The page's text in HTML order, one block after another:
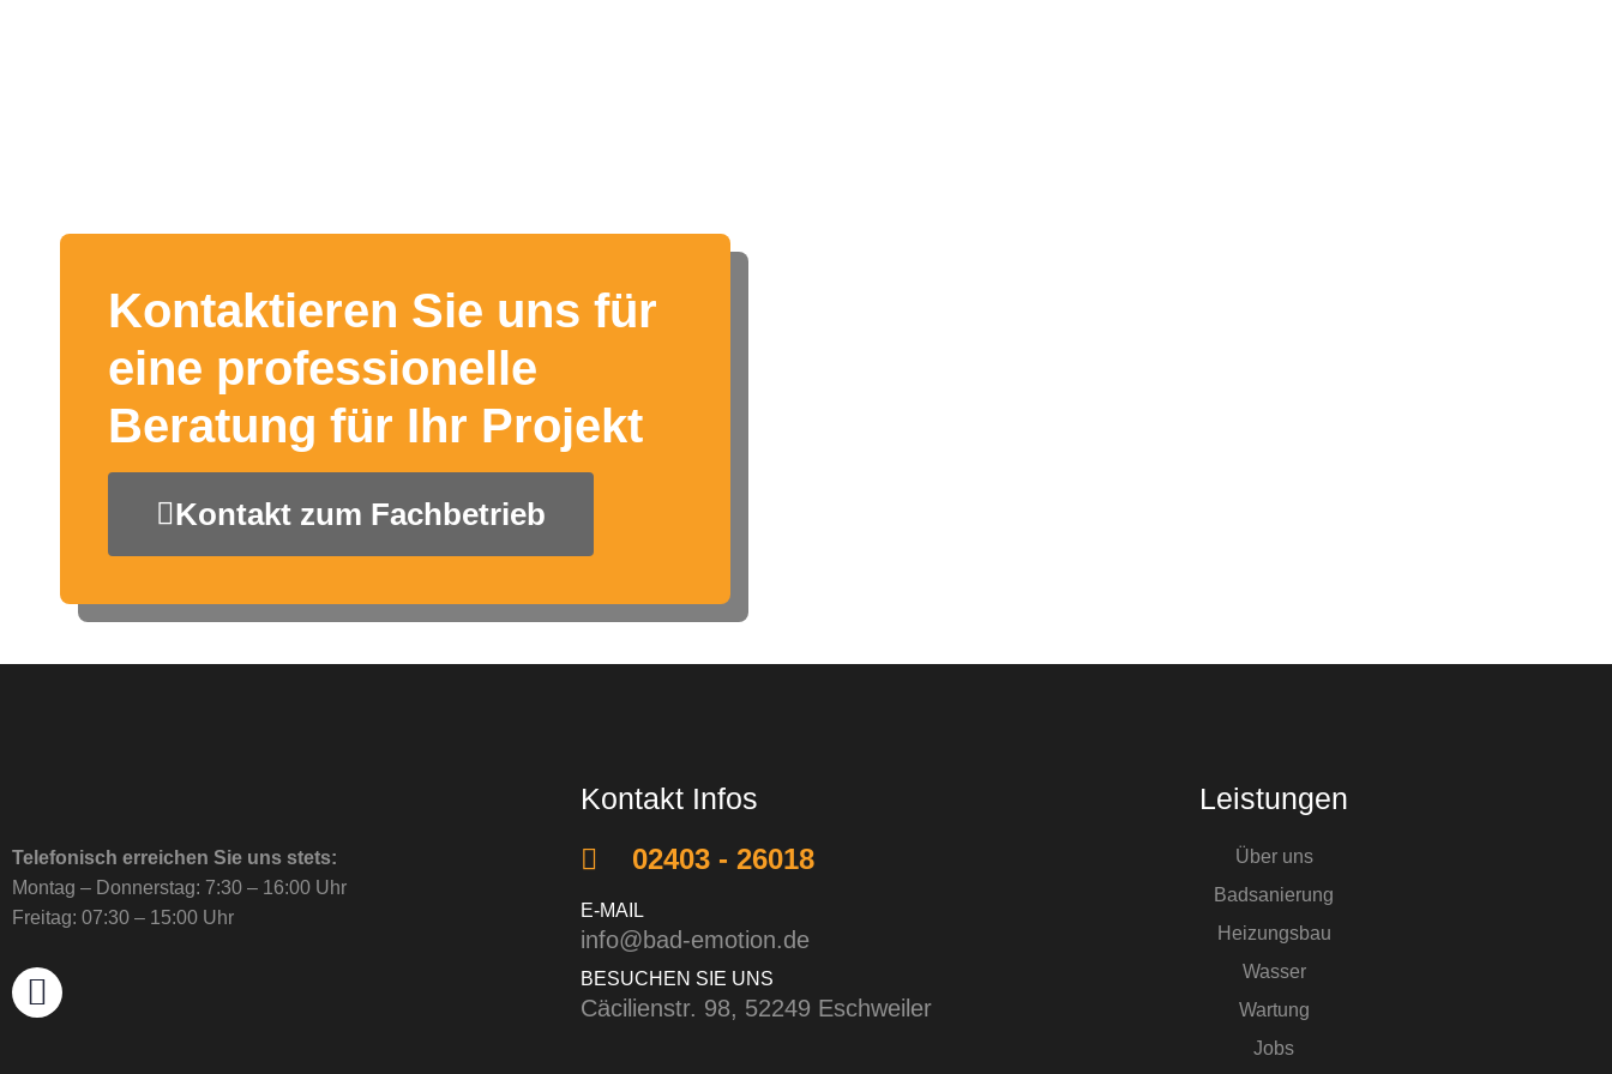
Kontaktieren Sie uns für
eine professionelle
Beratung für Ihr Projekt
Kontakt zum Fachbetrieb
Telefonisch erreichen Sie uns stets:
Montag – Donnerstag: 7:30 – 16:00 Uhr
Freitag: 07:30 – 15:00 Uhr
Kontakt Infos
02403 - 26018
E-MAIL
info@bad-emotion.de
BESUCHEN SIE UNS
Cäcilienstr. 98, 52249 Eschweiler
Leistungen
Über uns
Badsanierung
Heizungsbau
Wasser
Wartung
Jobs